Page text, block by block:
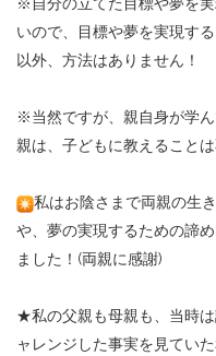
※ 自分の立てた目標や夢を
いので、目標や夢を実現す
以外、方法はありません！
※当然ですが、親自身が学
親は、子どもに教えることは
私はお陰さまで両親の生
や、夢の実現するための諦
ました！ (両親に感謝)
★私の父親も母親も、当時
ャレンジした事実を見てい